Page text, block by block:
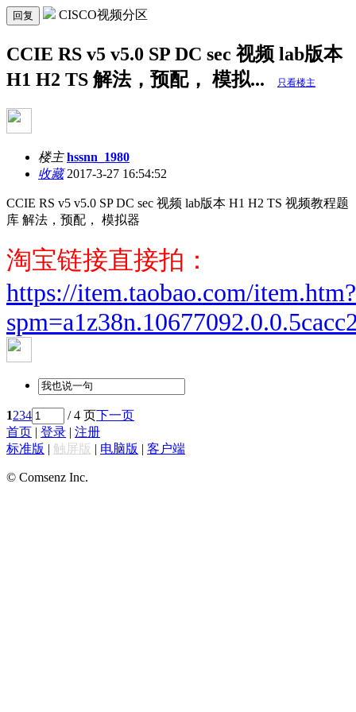
回复 CISCO视频分区
CCIE RS v5 v5.0 SP DC sec 视频 lab版本
H1 H2 TS 解法，预配， 模拟...
只看楼主
楼主 hssnn_1980
收藏2017-3-27 16:54:52
CCIE RS v5 v5.0 SP DC sec 视频 lab版本 H1 H2 TS 视频教程题
库 解法，预配， 模拟器
淘宝链接直接拍：
https://item.taobao.com/item.htm?
1234 / 4 页下一页
首页 | 登录 | 注册
标准版 | 触屏版 | 电脑版 | 客户端
© Comsenz Inc.